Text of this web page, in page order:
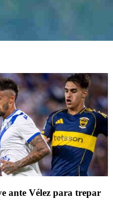
ante Vélez para trepar